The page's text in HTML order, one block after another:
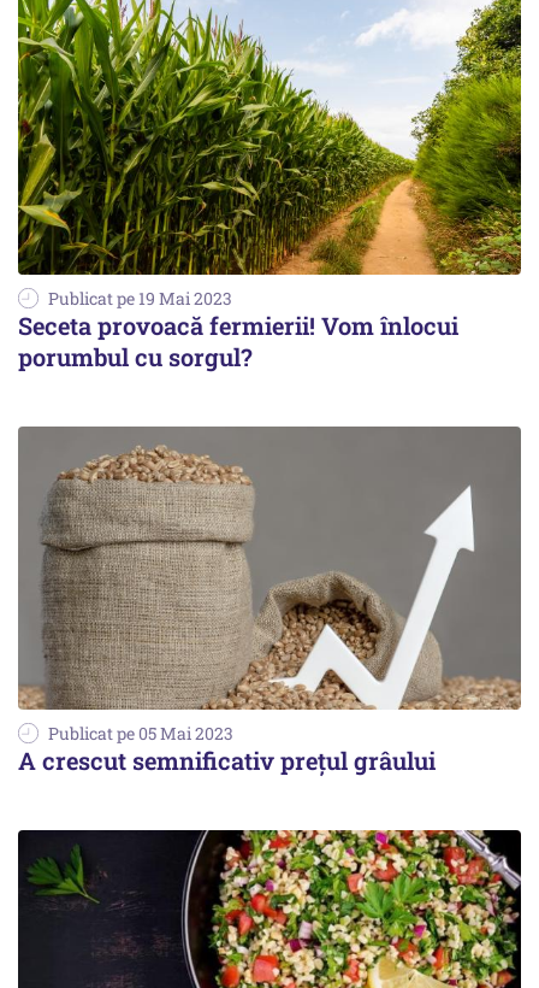
Publicat pe 19 Mai 2023
Seceta provoacă fermierii! Vom înlocui
porumbul cu sorgul?
Publicat pe 05 Mai 2023
A crescut semnificativ preţul grâului